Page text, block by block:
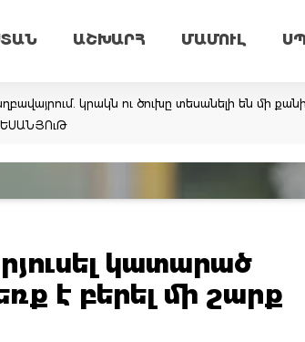
ԱՇԽԱՐՀ ՄԱՄՈՒԼ
կրակն ու ծուխը տեսանելի են մի
կատարած
է բերել մի շարք